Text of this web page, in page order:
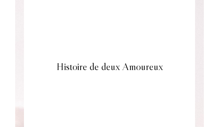
Histoire de deux Amoureux